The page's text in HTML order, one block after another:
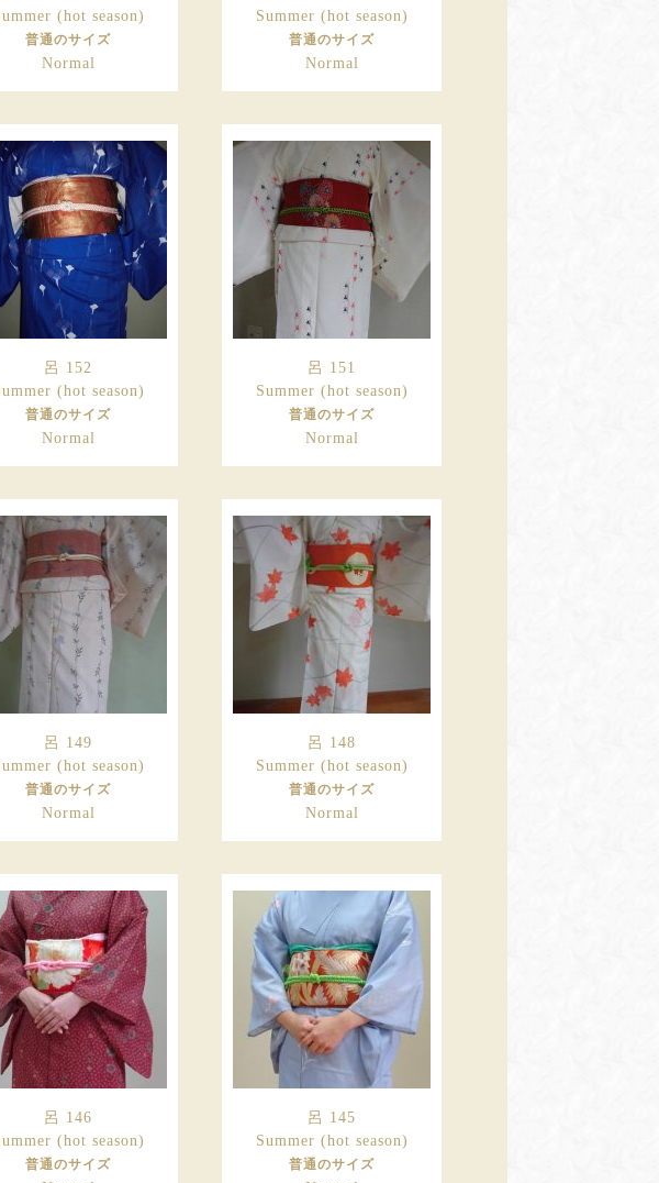
(hot season)
普通のサイズ
Normal
Summer (hot season)
普通のサイズ
Normal
呂 152
(hot season)
普通のサイズ
Normal
呂 151
Summer (hot season)
普通のサイズ
Normal
呂 149
(hot season)
普通のサイズ
Normal
呂 148
Summer (hot season)
普通のサイズ
Normal
呂 146
(hot season)
普通のサイズ
呂 145
Summer (hot season)
普通のサイズ